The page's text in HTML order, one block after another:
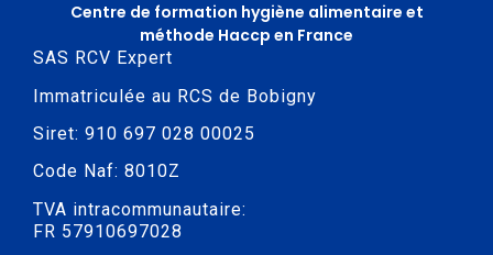
Centre de formation hygiène alimentaire et
méthode Haccp en France
SAS RCV Expert
Immatriculée au RCS de Bobigny
Siret: 910 697 028 00025
Code Naf: 8010Z
TVA intracommunautaire:
FR 57910697028